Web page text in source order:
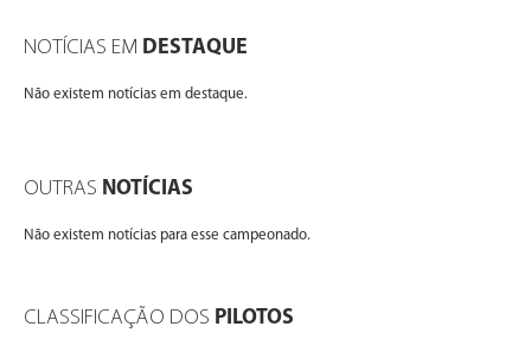
NOTÍCIAS EM DESTAQUE
Não existem notícias em destaque.
OUTRAS NOTÍCIAS
Não existem notícias para esse campeonado.
CLASSIFICAÇÃO DOS PILOTOS